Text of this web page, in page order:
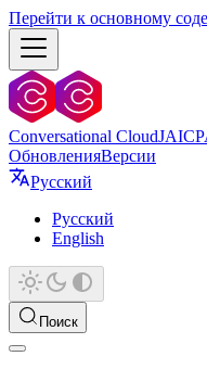
Перейти к основному
Conversational CloudJAICP
ОбновленияВерсии
Русский
Русский
English
Поиск